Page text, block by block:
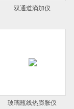
双通道滴加仪
玻璃瓶线热膨胀仪